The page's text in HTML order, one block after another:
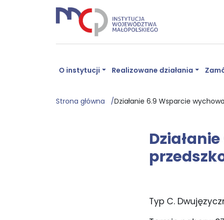
O instytucji Realizowane działania
Strona główna Działanie 6.9 Wsparcie
Typ C.